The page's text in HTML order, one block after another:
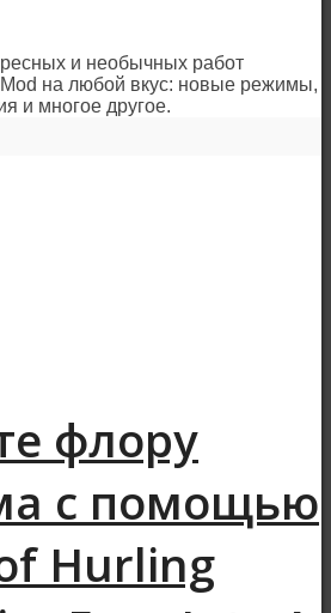
и необычных работ
на любой вкус: новые режимы,
и многое другое.
флору
с помощью
Hurling